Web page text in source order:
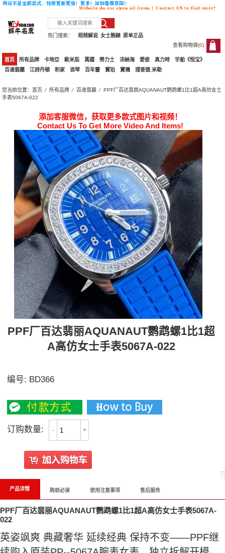
热门搜索： 原单正品
女士腕錶
视频解说
查看购物袋(0)
0
首页 所有品牌 卡地亞 歐米茄 萬國 勞力士 沛納海 愛彼 真力時
宇舶《恒宝》
百達翡麗
江詩丹頓 积家 浪琴 百年靈 寶珀 寶璣 理查德.米勒
您当前位置：首页 ⁄所有品牌 ⁄ 百達翡麗 ⁄ PPF厂百达翡丽AQUANAUT鹦鹉螺1比1超A高仿女士
手表5067A-022
添加客服微信，获取更多款式图片和视频！
Contact Us To Get More Video And Items!
PPF厂百达翡丽AQUANAUT鹦鹉螺1比1超
A高仿女士手表5067A-022
编号: BD366
订购数量: - +
产品详情 购前必读 使用注意事项 售后服务
PPF厂百达翡丽AQUANAUT鹦鹉螺1比1超A高仿女士手表5067A-
022
英姿飒爽 典藏奢华 延续经典 保持不变——PPF继